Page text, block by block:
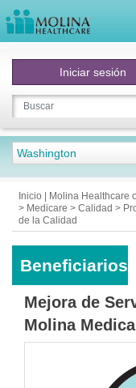
Iniciar sesión
Washington
Inicio | Molina Healthcare
> Medicare > Calidad >
de la Calidad
Beneficiarios
Mejora de
Molina